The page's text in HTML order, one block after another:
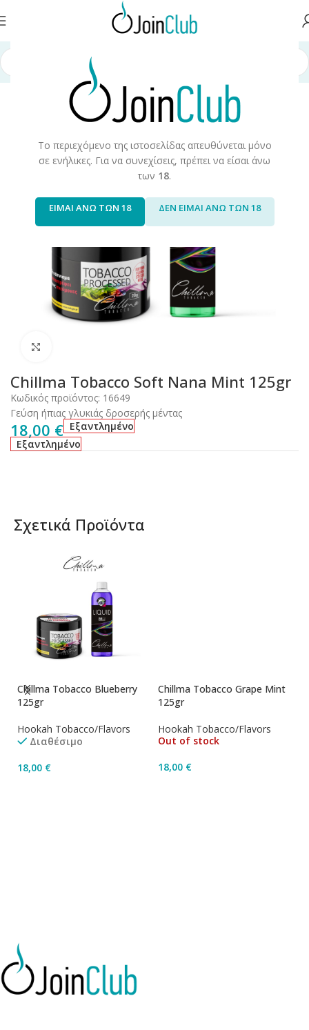
Το περιεχόμενο της ιστοσελίδας απευθύνεται μόνο
σε ενήλικες. Για να συνεχίσεις, πρέπει να είσαι άνω
των 18.
ΕΙΜΑΙ ΑΝΩ ΤΩΝ 18 ΔΕΝ ΕΙΜΑΙ ΑΝΩ ΤΩΝ 18
Προϊόντα Καπνού
Chillma Tobacco Soft Nana Mint 125gr
Κωδικός προϊόντος: 16649
Γεύση ήπιας γλυκιάς δροσερής μέντας
18,00 € Εξαντλημένο
Εξαντλημένο
Σχετικά Προϊόντα
Chillma Tobacco Blueberry
125gr
Hookah Tobacco/Flavors
Διαθέσιμο
18,00 €
Chillma Tobacco Grape Mint
125gr
Hookah Tobacco/Flavors
Out of stock
18,00 €